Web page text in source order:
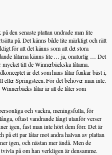
den senaste plattan undrade man lite
på. Det känns både lite märkligt och rätt
för att det känns som att det stora
låtarna känns lite … ja, onaturlig … Det
till de Winnerbäckska låtarna.
är det som hans låtar funkar bäst i,
Springsteen. För det behöver man inte.
låtar är att de låter som
och vackra, meningsfulla, för
oftast vandrande långt utanför verser
igen, fast man inte hört dem förr. Det är
på ett par låtar mot andra halvan av plattan
igen, och nästan mer ändå. Men de
på om han verkligen är densamme.